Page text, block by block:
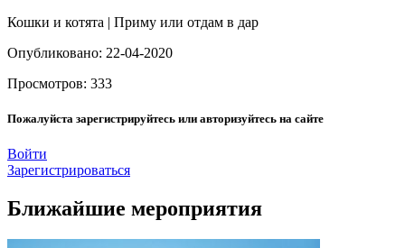
Кошки и котята | Приму или отдам в дар
Опубликовано: 22-04-2020
Просмотров: 333
Пожалуйста зарегистрируйтесь или авторизуйтесь на сайте
Войти
Зарегистрироваться
Ближайшие мероприятия